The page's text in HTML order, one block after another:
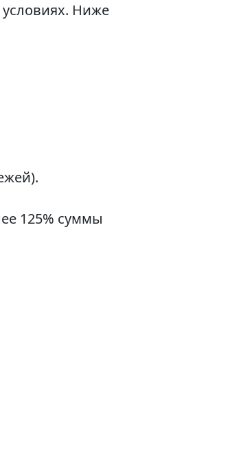
условиях. Ниже
125% суммы